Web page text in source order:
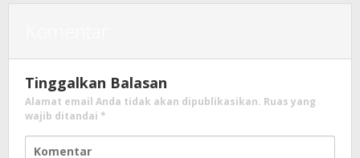
Tinggalkan Balasan
Alamat email Anda tidak akan dipublikasikan. Ruas yang
wajib ditandai *